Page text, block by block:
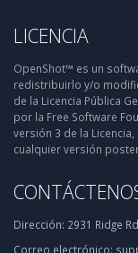
LICENCIA
OpenShot™ es un
redistribuirlo y/o
de la Licencia Pública
por la Free Software
versión 3 de la Licencia,
cualquier versión
Dirección: 2931 Ridge
Correo electrónico: